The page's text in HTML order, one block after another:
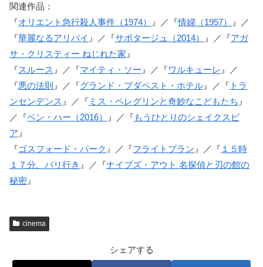
関連作品：
『オリエント急行殺人事件（1974） 』／『情婦（1957）
』／
『華麗なるアリバイ 』／『サボタージュ（2014） 』／『アガ
サ・クリスティー ねじれた家 』
『スルース 』／『マイティ・ソー 』／『ワルキューレ 』／
『悪の法則 』／『グランド・ブダペスト・ホテル 』／『 トラ
ンセンデンス 』／『 ミス・ペレグリンと奇妙なこどもたち 』
／『ベン・ハー（2016） 』／『もうひとりのシェイクスピ
ア 』
『ゴスフォード・パーク 』／『フライトプラン 』／『 １５時
１７分、パリ行き 』／『ナイブズ・アウト 名探偵と刃の館の
秘密 』
cinema
シェアする